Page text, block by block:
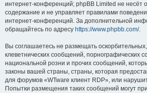
интернет-конференций; phpBB Limited не несёт
содержание и не управляет правилами
интернет-конференций. За дополнительной
обращайтесь по адресу https://www.phpbb.com/.
Вы соглашаетесь не размещать
клеветнических сообщений, порнографических
национальной розни и прочих сообщений,
законы вашей страны, страны, которая
для форумов «WTware клиент RDP», или
Попытки размещения таких сообщений могут